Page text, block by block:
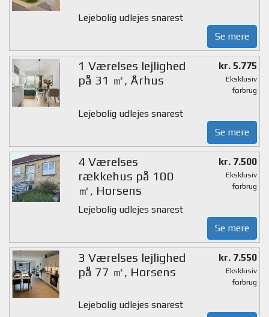
Lejebolig udlejes snarest
Se mere
1 Værelses lejlighed
på 31 ㎡, Århus
kr. 5.775
Eksklusiv
forbrug
Lejebolig udlejes snarest
Se mere
4 Værelses
rækkehus på 100
㎡, Horsens
kr. 7.500
Eksklusiv
forbrug
Lejebolig udlejes snarest
Se mere
3 Værelses lejlighed
på 77 ㎡, Horsens
kr. 7.550
Eksklusiv
forbrug
Lejebolig udlejes snarest